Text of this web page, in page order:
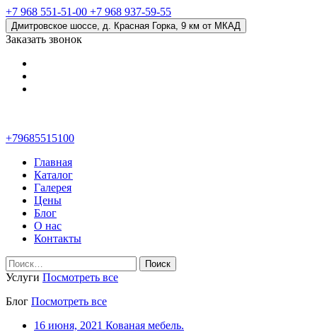
+7 968 551-51-00 +7 968 937-59-55
Дмитровское шоссе, д. Красная Горка, 9 км от МКАД
Заказать звонок
+79685515100
Главная
Каталог
Галерея
Цены
Блог
О нас
Контакты
Найти:
Услуги Посмотреть все
Блог Посмотреть все
16 июня, 2021 Кованая мебель.